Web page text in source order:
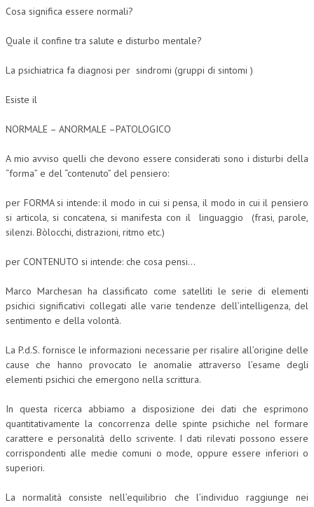
Cosa significa essere normali?
Quale il confine tra salute e disturbo mentale?
La psichiatrica fa diagnosi per sindromi (gruppi di sintomi )
Esiste il
NORMALE – ANORMALE –PATOLOGICO
A mio avviso quelli che devono essere considerati sono i disturbi della
“forma” e del “contenuto” del pensiero:
per FORMA si intende: il modo in cui si pensa, il modo in cui il pensiero
si articola, si concatena, si manifesta con il linguaggio (frasi, parole,
silenzi. Bòlocchi, distrazioni, ritmo etc.)
per CONTENUTO si intende: che cosa pensi…
Marco Marchesan ha classificato come satelliti le serie di elementi
psichici significativi collegati alle varie tendenze dell’intelligenza, del
sentimento e della volontà.
La P.d.S. fornisce le informazioni necessarie per risalire all’origine delle
cause che hanno provocato le anomalie attraverso l’esame degli
elementi psichici che emergono nella scrittura.
In questa ricerca abbiamo a disposizione dei dati che esprimono
quantitativamente la concorrenza delle spinte psichiche nel formare
carattere e personalità dello scrivente. I dati rilevati possono essere
corrispondenti alle medie comuni o mode, oppure essere inferiori o
superiori.
La normalità consiste nell’equilibrio che l’individuo raggiunge nei